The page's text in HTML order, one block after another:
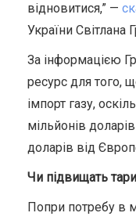
відновитися,” —
України Світлана
За інформацією
ресурс для того,
імпорт газу,
мільйонів
доларів від
Чи підвищать
Попри потребу в